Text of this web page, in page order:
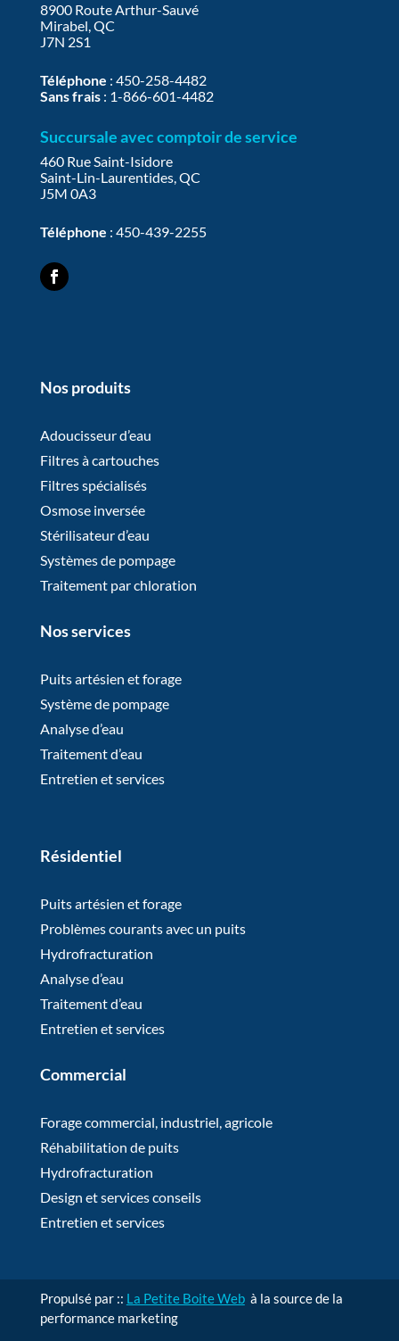
8900 Route Arthur-Sauvé
Mirabel, QC
J7N 2S1
Téléphone : 450-258-4482
Sans frais: 1-866-601-4482
Succursale avec comptoir de service
460 Rue Saint-Isidore
Saint-Lin-Laurentides, QC
J5M 0A3
Téléphone : 450-439-2255
Nos produits
Adoucisseur d’eau
Filtres à cartouches
Filtres spécialisés
Osmose inversée
Stérilisateur d’eau
Systèmes de pompage
Traitement par chloration
Nos services
Puits artésien et forage
Système de pompage
Analyse d’eau
Traitement d’eau
Entretien et services
Résidentiel
Puits artésien et forage
Problèmes courants avec un puits
Hydrofracturation
Analyse d’eau
Traitement d’eau
Entretien et services
Commercial
Forage commercial, industriel, agricole
Réhabilitation de puits
Hydrofracturation
Design et services conseils
Entretien et services
Propulsé par :: La Petite Boite Webà la source de la
performance marketing